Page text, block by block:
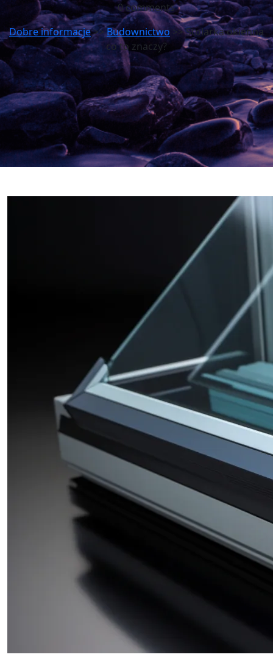
0 comments
Dobre informacje>>Budownictwo >> Stolarka okienna
co to znaczy?